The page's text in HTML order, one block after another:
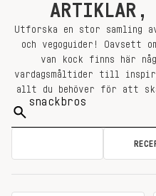
ARTIKLAR,
Utforska en stor samling
och vegoguider! Oavsett
van kock finns här
vardagsmåltider till
allt du behöver för att
Sök
på: